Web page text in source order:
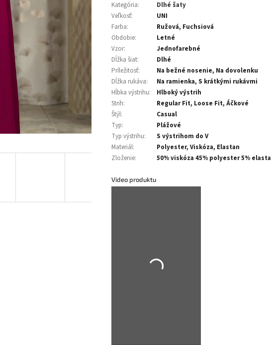
Kategória:
Dlhé šaty
Veľkosť:
UNI
Farba:
Ružová, Fuchsiová
Obdobie:
Letné
Vzor:
Jednofarebné
Dĺžka šiat:
Dlhé
Príležitosť:
Na bežné nosenie, Na dovolenku
Dĺžka rukáva:
Na ramienka, S krátkými rukávmi
Hĺbka výstrihu:
Hlboký výstrih
Strih:
Regular Fit, Loose Fit, Áčkové
Štýl:
Casual
Typ:
Plážové
Typ výstrihu:
S výstrihom do V
Materiál:
Polyester, Viskóza, Elastan
Zloženie: 50% viskóza 45% polyester 5%
Video produktu